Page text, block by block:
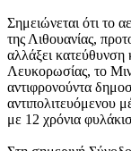
Σημειώνεται ότι το
της Λιθουανίας,
αλλάξει κατεύθυνση
Λευκορωσίας, το
αντιφρονούντα
αντιπολιτευόμενου
με 12 χρόνια